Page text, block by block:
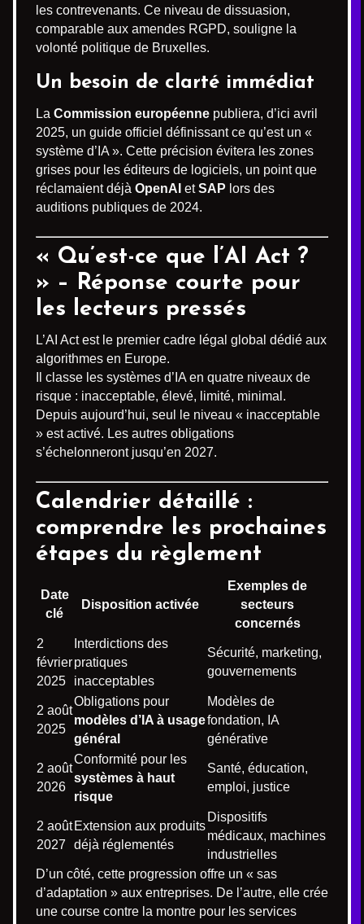
les contrevenants. Ce niveau de dissuasion,
comparable aux amendes RGPD, souligne la
volonté politique de Bruxelles.
Un besoin de clarté immédiat
La Commission européenne publiera, d’ici avril
2025, un guide officiel définissant ce qu’est un «
système d’IA ». Cette précision évitera les zones
grises pour les éditeurs de logiciels, un point que
réclamaient déjà OpenAI etSAP lors des
auditions publiques de 2024.
« Qu’est-ce que l’AI Act ?
» – Réponse courte pour
les lecteurs pressés
L’AI Act est le premier cadre légal global dédié aux
algorithmes en Europe.
Il classe les systèmes d’IA en quatre niveaux de
risque : inacceptable, élevé, limité, minimal.
Depuis aujourd’hui, seul le niveau « inacceptable
» est activé. Les autres obligations
s’échelonneront jusqu’en 2027.
Calendrier détaillé :
comprendre les prochaines
étapes du règlement
Date
clé
Disposition activée
Exemples de
secteurs
concernés
2
février
2025
Interdictions des
pratiques
inacceptables
Sécurité, marketing,
gouvernements
2 août
2025
Obligations pour
modèles d’IA à usage
général
Modèles de
fondation, IA
générative
2 août
2026
Conformité pour les
systèmes à haut
risque
Santé, éducation,
emploi, justice
2 août
2027
Extension aux produits
déjà réglementés
Dispositifs
médicaux, machines
industrielles
D’un côté, cette progression offre un « sas
d’adaptation » aux entreprises. De l’autre, elle crée
une course contre la montre pour les services